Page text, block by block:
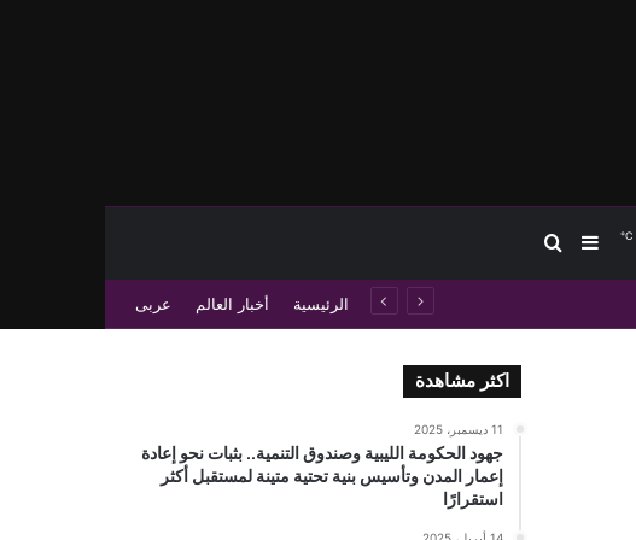
℃ إضافة عمود جانبي
بحث عن
الرئيسية أخبار العالم عربى
اكثر مشاهدة
11 ديسمبر، 2025
جهود الحكومة الليبية وصندوق التنمية.. بثبات نحو إعادة
إعمار المدن وتأسيس بنية تحتية متينة لمستقبل أكثر
استقرارًا